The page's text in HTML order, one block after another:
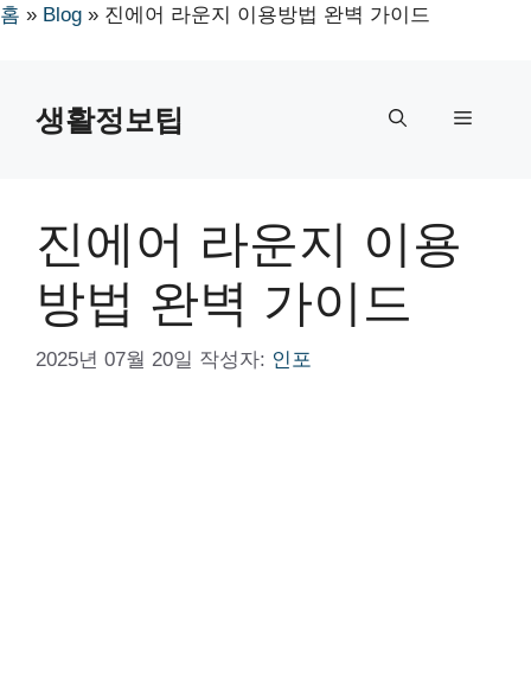
홈 » Blog » 진에어 라운지 이용방법 완벽 가이드
생활정보팁 메
진에어 라운지 이용
방법 완벽 가이드
2025년 07월 20일 작성자: 인포